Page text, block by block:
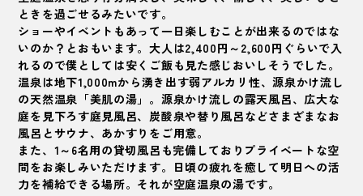
ときを過ごせるみたいです。
ショーやイベントもあって一日楽しむことが出来るのではな
いのか？とおもいます。大人は2,400円～2,600円ぐらいで入
れるので僕としては安くご飯も見た感じおいしそうでした。
温泉は地下1,000mから湧き出す弱アルカリ性、源泉かけ流し
の天然温泉「美肌の湯」。源泉かけ流しの露天風呂、広大な
庭を見下ろす庭見風呂、炭酸泉や替り風呂などさまざまなお
風呂とサウナ、あかすりをご用意。
また、1～6名用の貸切風呂も完備しておりプライベートな空
間をお楽しみいただけます。日頃の疲れを癒して明日への活
力を補給できる場所。それが空庭温泉の湯です。